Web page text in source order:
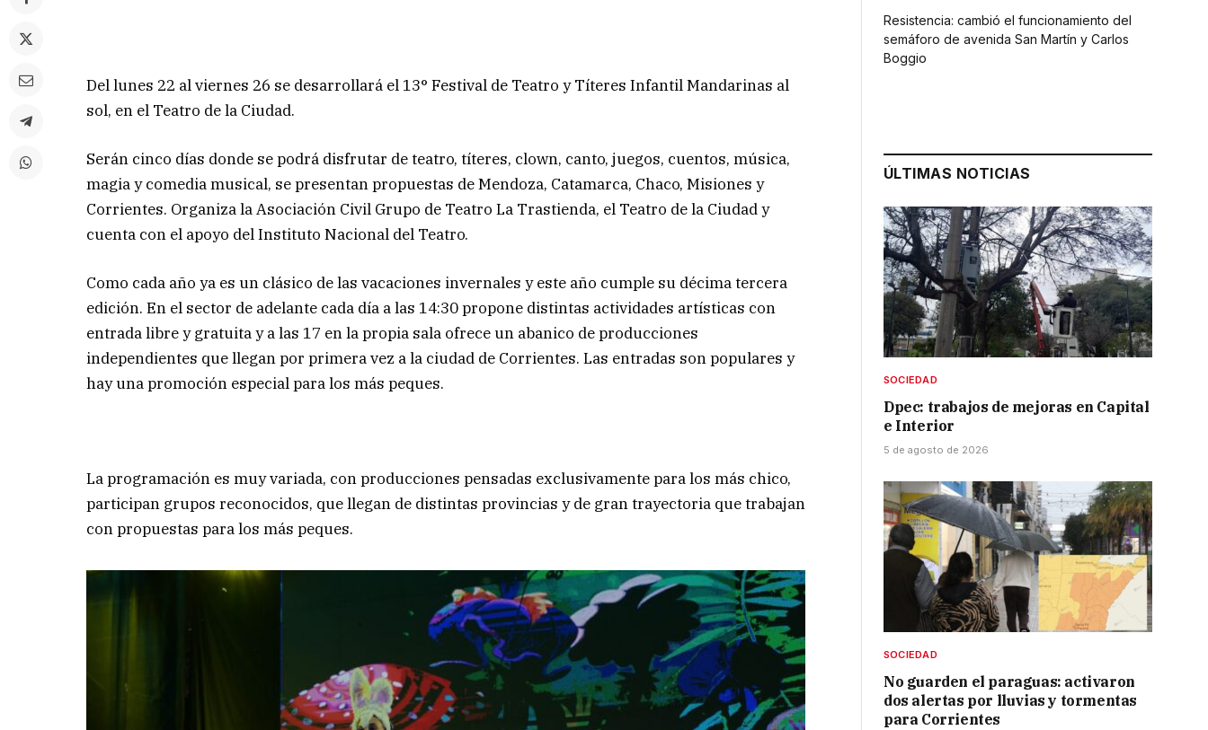
Del lunes 22 al viernes 26 se desarrollará el 13° Festival de Teatro y Títeres Infantil Mandarinas al
sol, en el Teatro de la Ciudad.
Serán cinco días donde se podrá disfrutar de teatro, títeres, clown, canto, juegos, cuentos, música,
magia y comedia musical, se presentan propuestas de Mendoza, Catamarca, Chaco, Misiones y
Corrientes. Organiza la Asociación Civil Grupo de Teatro La Trastienda, el Teatro de la Ciudad y
cuenta con el apoyo del Instituto Nacional del Teatro.
Como cada año ya es un clásico de las vacaciones invernales y este año cumple su décima tercera
edición. En el sector de adelante cada día a las 14:30 propone distintas actividades artísticas con
entrada libre y gratuita y a las 17 en la propia sala ofrece un abanico de producciones
independientes que llegan por primera vez a la ciudad de Corrientes. Las entradas son populares y
hay una promoción especial para los más peques.
La programación es muy variada, con producciones pensadas exclusivamente para los más chico,
participan grupos reconocidos, que llegan de distintas provincias y de gran trayectoria que trabajan
con propuestas para los más peques.
Resistencia: cambió el funcionamiento del
semáforo de avenida San Martín y Carlos
Boggio
ÚLTIMAS NOTICIAS
SOCIEDAD
Dpec: trabajos de mejoras en Capital
e Interior
5 de agosto de 2026
SOCIEDAD
No guarden el paraguas: activaron
dos alertas por lluvias y tormentas
para Corrientes